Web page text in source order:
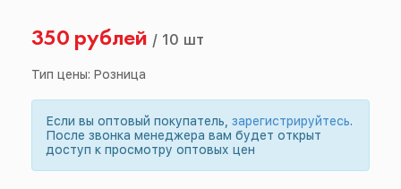
350 рублей / 10 шт
Тип цены: Розница
Если вы оптовый покупатель, зарегистрируйтесь.
После звонка менеджера вам будет открыт
доступ к просмотру оптовых цен